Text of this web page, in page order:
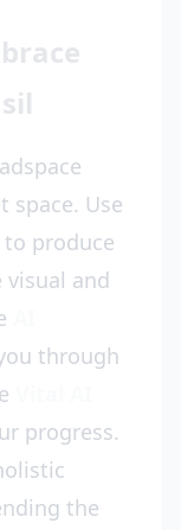
space. Use
to produce
visual and
through
progress.
the